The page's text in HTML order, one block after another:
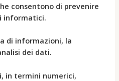
consentono di prevenire
informatici.
di informazioni, la
dei dati.
in termini numerici,